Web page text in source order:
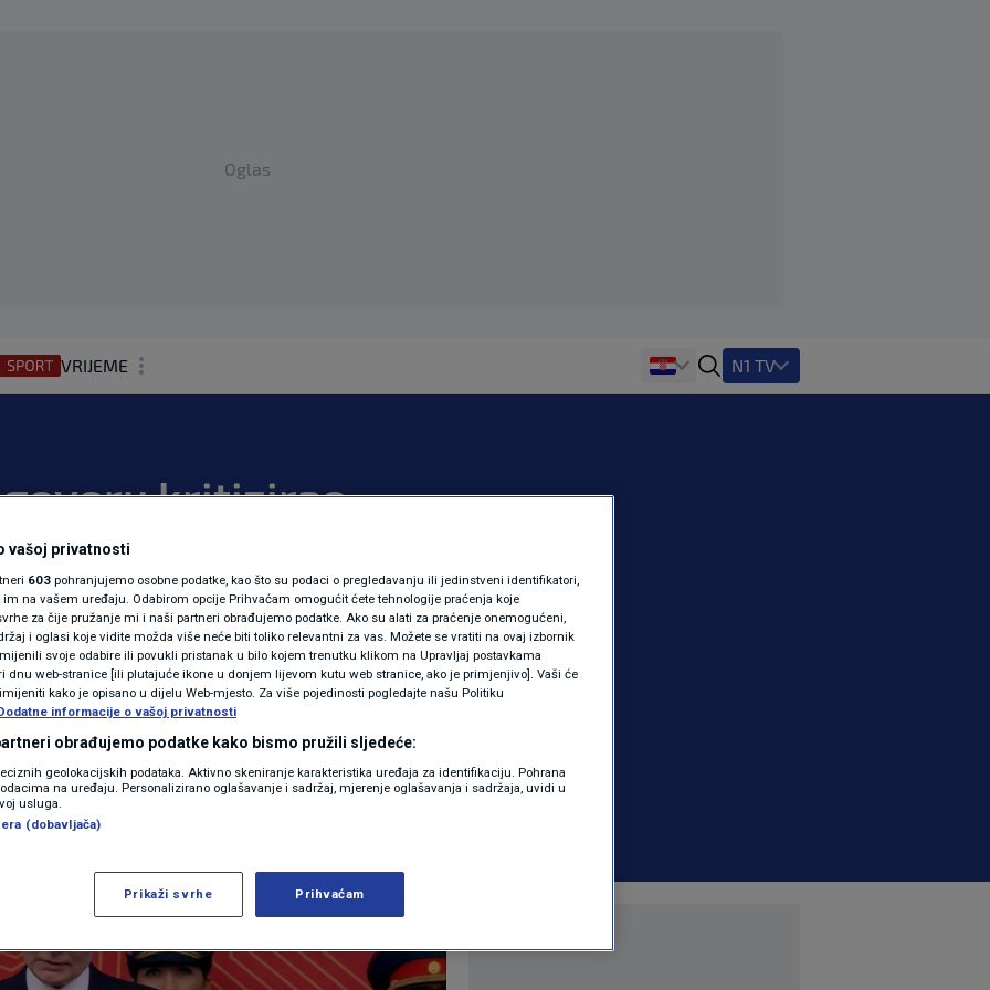
Oglas
VRIJEME
MAGAZIN
KOLUMNE
N1(DIS)INFO
KLIMATSKE PROMJENE
FOTO
VIDEO
N1 TV
govoru kritizirao
tko je sve došao
u Moskvi
SVIJET 1 komentar
Više
vašoj privatnosti
603 pohranjujemo osobne podatke, kao što su podaci o pregledavanju ili jedinstveni identifikatori,
na vašem uređaju. Odabirom opcije Prihvaćam omogućit ćete tehnologije praćenja koje
za čije pružanje mi i naši partneri obrađujemo podatke. Ako su alati za praćenje onemogućeni,
i oglasi koje vidite možda više neće biti toliko relevantni za vas. Možete se vratiti na ovaj izbornik
svoje odabire ili povukli pristanak u bilo kojem trenutku klikom na Upravljaj postavkama
dnu web-stranice [ili plutajuće ikone u donjem lijevom kutu web stranice, ako je primjenjivo]. Vaši će
kako je opisano u dijelu Web-mjesto. Za više pojedinosti pogledajte našu Politiku
informacije o vašoj privatnosti
obrađujemo podatke kako bismo pružili sljedeće:
geolokacijskih podataka. Aktivno skeniranje karakteristika uređaja za identifikaciju. Pohrana
na uređaju. Personalizirano oglašavanje i sadržaj, mjerenje oglašavanja i sadržaja, uvidi u
usluga.
(dobavljača)
Prikaži svrhe Prihvaćam